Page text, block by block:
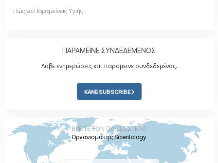
Πώς να Παραμείνεις Υγιής
ΠΑΡΑΜΕΙΝΕ ΣΥΝΔΕΔΕΜΕΝΟΣ
Λάβε ενημερώσεις και παράμεινε συνδεδεμένος.
ΚΑΝΕ SUBSCRIBE
ΒΡΕΙΤΕ ΤΟΝ ΠΛΗΣΙΕΣΤΕΡΟ
Οργανισμό της Scientology